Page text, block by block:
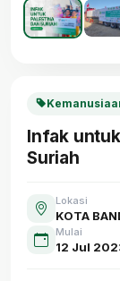
Infak
Suriah
Lokasi
KOTA
Mulai
12 Jul